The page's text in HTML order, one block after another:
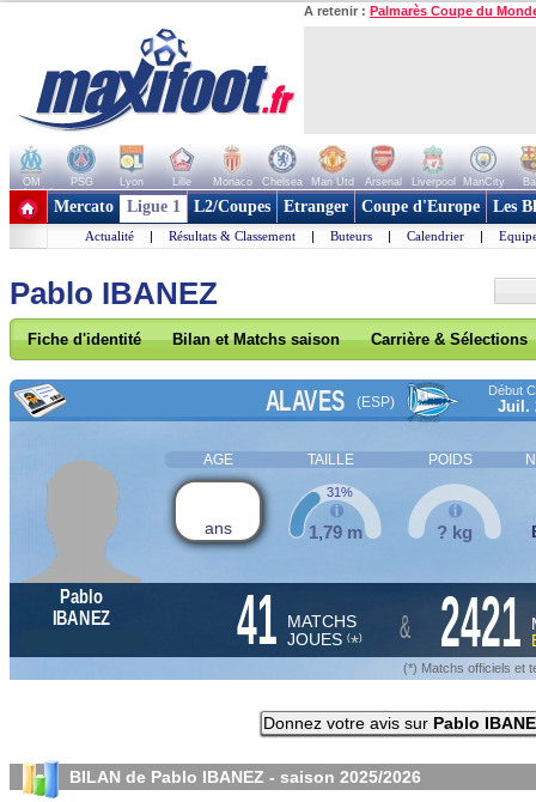
A retenir : Palmarès Coupe du
OM PSG Lyon Lille Monaco Chelsea Man Utd Arsenal Liverpool ManCity
+ de clubs
Mercato Ligue 1 L2/Coupes Etranger Coupe d'Europe Les
Actualité | Résultats & Classement | Buteurs | Calendrier |
Pablo IBANEZ
Fiche d'identité Bilan et Matchs saison Carrière & Sélections
ALAVES (ESP)
Début
Juil.
AGE TAILLE POIDS
ans 1,79 m
31%
? kg
Pablo
IBANEZ
41 MATCHS
JOUES (*) & 2421
(*) Matchs officiels et
Donnez votre avis sur Pablo
BILAN de Pablo IBANEZ - saison 2025/2026